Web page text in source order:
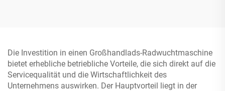
Die Investition in einen Großhandlads-Radwuchtmaschine
bietet erhebliche betriebliche Vorteile, die sich direkt auf die
Servicequalität und die Wirtschaftlichkeit des
Unternehmens auswirken. Der Hauptvorteil liegt in der